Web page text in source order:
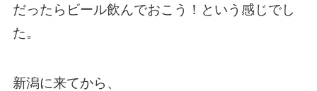
だったらビール飲んでおこう！という感じでし
た。
新潟に来てから、